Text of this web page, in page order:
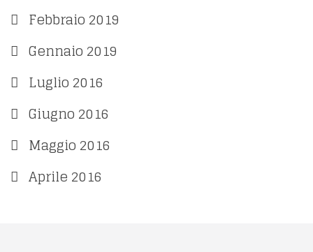
Febbraio 2019
Gennaio 2019
Luglio 2016
Giugno 2016
Maggio 2016
Aprile 2016